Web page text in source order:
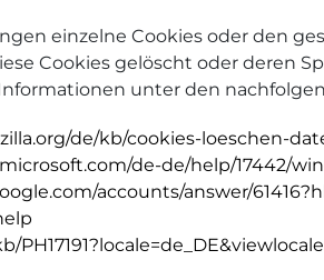
einzelne Cookies oder den
Cookies gelöscht oder deren
unter den
de/kb/cookies-loeschen-
de-de/help/17442/
accounts/answer/